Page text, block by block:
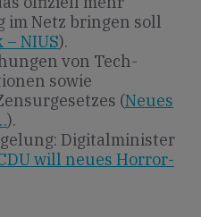
im Netz bringen soll
NIUS).
von Tech-
sowie
(Neues
).
Digitalminister
will neues Horror-